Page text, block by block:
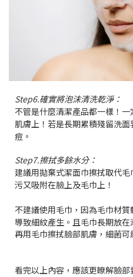
Step6.確實將泡沫清洗乾淨：
不管是什麼清潔產品都一樣！
肌膚上！若是長期累積殘留洗
痘。
Step7.擦拭多餘水分：
建議用拋棄式潔面巾擦拭取代
污又吸附在臉上及毛巾上！
不建議使用毛巾，因為毛巾材質
導致細紋產生。且毛巾長期放在
再用毛巾擦拭臉部肌膚，細菌可
看完以上內容，應該更瞭解臉部